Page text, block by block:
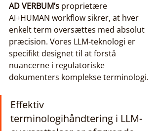
AD VERBUM’s proprietære
AI+HUMAN workflow sikrer, at hver
enkelt term oversættes med absolut
præcision. Vores LLM-teknologi er
specifikt designet til at forstå
nuancerne i regulatoriske
dokumenters komplekse terminologi.
Effektiv
terminologihåndtering i LLM-